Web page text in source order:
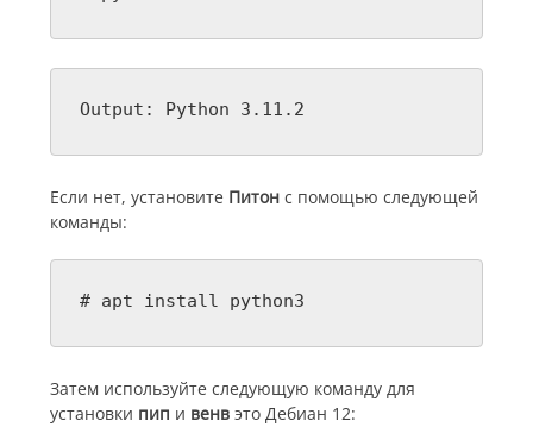
Output: Python 3.11.2
Если нет, установите Питон с помощью следующей
команды:
# apt install python3
Затем используйте следующую команду для
установки пип и венв это Дебиан 12: